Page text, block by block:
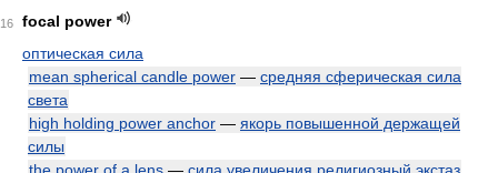
16
focal power
оптическая сила
mean spherical candle power — средняя сферическая сила
света
high holding power anchor — якорь повышенной держащей
силы